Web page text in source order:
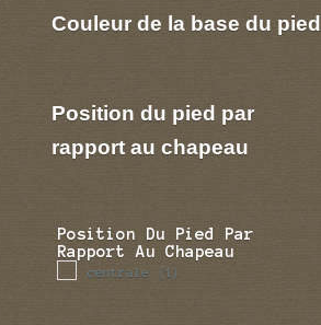
Couleur de la base du pied
Position du pied par
rapport au chapeau
Position Du Pied Par
Rapport Au Chapeau
centrale (1)